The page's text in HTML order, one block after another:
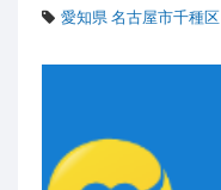
愛知県 名古屋市千種区